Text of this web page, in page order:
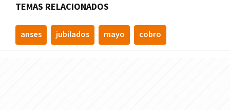
TEMAS RELACIONADOS
anses jubilados mayo cobro